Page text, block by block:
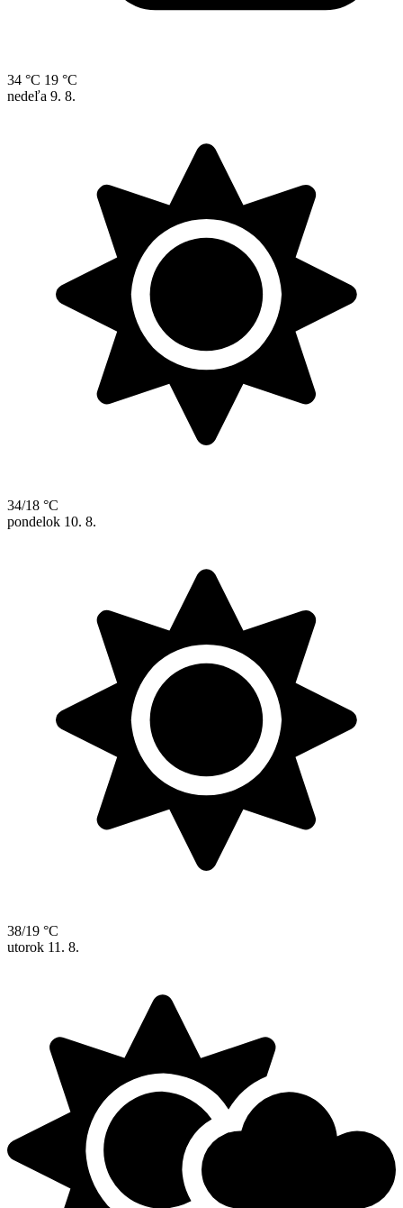
34 °C 19 °C
nedeľa 9. 8.
34/18 °C
pondelok 10. 8.
38/19 °C
utorok 11. 8.